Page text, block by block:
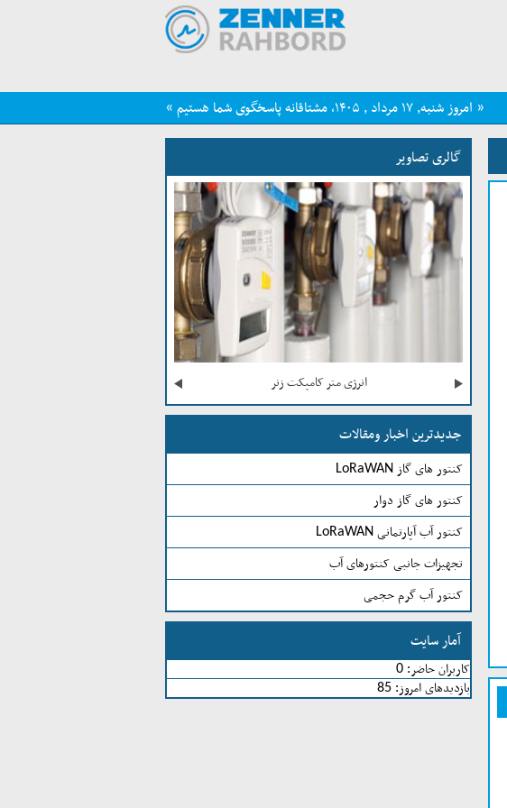
« امروز شنبه, ۱۷ مرداد , ۱۴۰۵، مشتاقانه پاسخگوی شما هستیم »
گالری تصاویر
انرژی متر کامپکت زنر
جدیدترین اخبار ومقالات
کنتور های گاز LoRaWAN
کنتور های گاز دوار
کنتور آب آپارتمانی LoRaWAN
تجهیزات جانبی کنتورهای آب
کنتور آب گرم حجمی
آمار سایت
کاربران حاضر: 0
بازدیدهای امروز: 85